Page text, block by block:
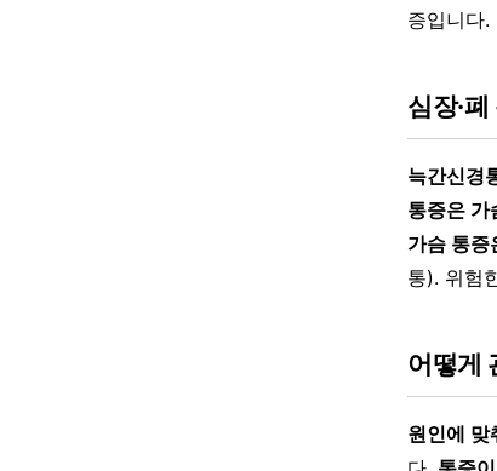
증입니다.
심장·
늑간신경
통증은 가
가슴 통증
통). 위험
어떻게
원인에 맞